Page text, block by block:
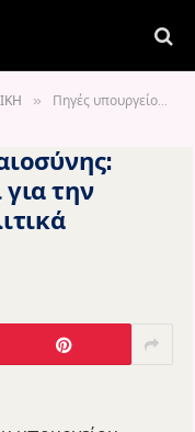
» Πηγές υπουργείου Δικαιοσύνης: Απάντηση στην Κοβέσι για την τροπολογία για τα πολιτικά πρόσωπα
την